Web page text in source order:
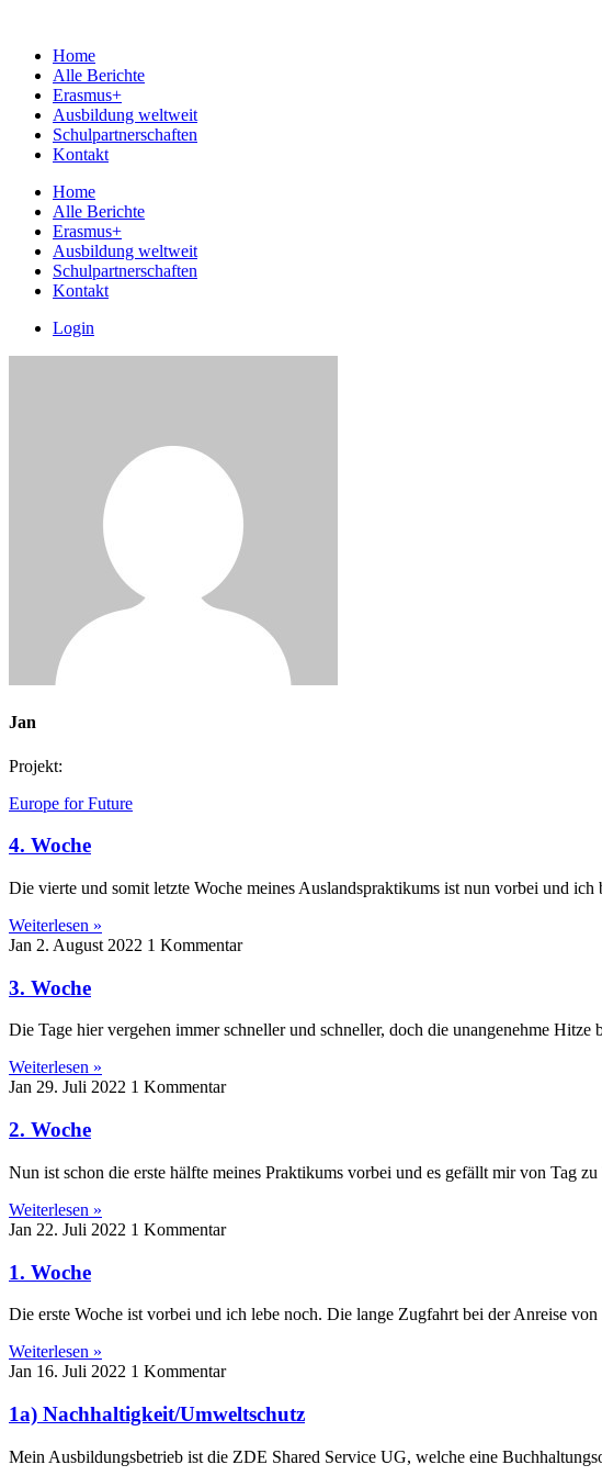
Home
Alle Berichte
Erasmus+
Ausbildung weltweit
Schulpartnerschaften
Kontakt
Home
Alle Berichte
Erasmus+
Ausbildung weltweit
Schulpartnerschaften
Kontakt
Login
Jan
Projekt:
Europe for Future
4. Woche
Die vierte und somit letzte Woche meines Auslandspraktikums ist nun vorbei und
Weiterlesen »
Jan 2. August 2022 1 Kommentar
3. Woche
Die Tage hier vergehen immer schneller und schneller, doch die unangenehme
Weiterlesen »
Jan 29. Juli 2022 1 Kommentar
2. Woche
Nun ist schon die erste hälfte meines Praktikums vorbei und es gefällt mir von Tag
Weiterlesen »
Jan 22. Juli 2022 1 Kommentar
1. Woche
Die erste Woche ist vorbei und ich lebe noch. Die lange Zugfahrt bei der Anreise
Weiterlesen »
Jan 16. Juli 2022 1 Kommentar
1a) Nachhaltigkeit/Umweltschutz
Mein Ausbildungsbetrieb ist die ZDE Shared Service UG, welche eine